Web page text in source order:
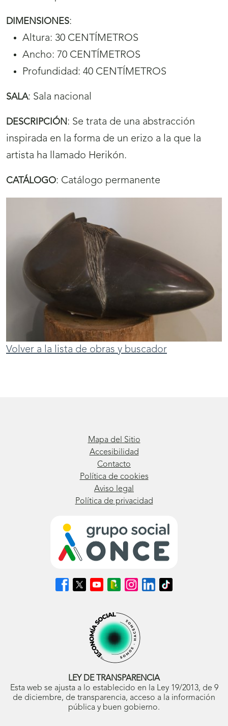
DIMENSIONES:
Altura: 30 CENTÍMETROS
Ancho: 70 CENTÍMETROS
Profundidad: 40 CENTÍMETROS
SALA: Sala nacional
DESCRIPCIÓN: Se trata de una abstracción
inspirada en la forma de un erizo a la que la
artista ha llamado Herikón.
CATÁLOGO: Catálogo permanente
Volver a la lista de obras y buscador
Mapa del Sitio
Accesibilidad
Contacto
Política de cookies
Aviso legal
Política de privacidad
Síguenos
en
Síguenos
en
ventana
nueva)
Síguenos
en
abrirá
en
ventana
nueva)
Síguenos
en
Blog
ONCE
(se
abrirá
en
ventana
Síguenos
en
abrirá
en
ventana
nueva)
Síguenos
en
Síguenos
en
LEY DE TRANSPARENCIA
Esta web se ajusta a lo establecido en la Ley 19/2013, de 9
de diciembre, de transparencia, acceso a la información
pública y buen gobierno.